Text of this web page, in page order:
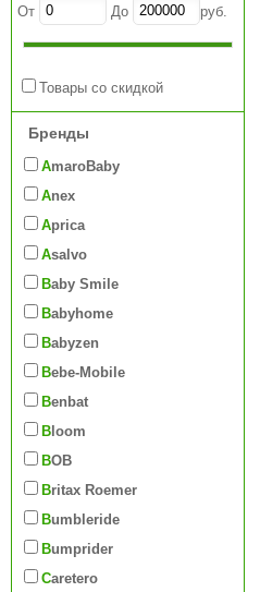
От До руб.
Товары со скидкой
Бренды
AmaroBaby
Anex
Aprica
Asalvo
Baby Smile
Babyhome
Babyzen
Bebe-Mobile
Benbat
Bloom
BOB
Britax Roemer
Bumbleride
Bumprider
Caretero